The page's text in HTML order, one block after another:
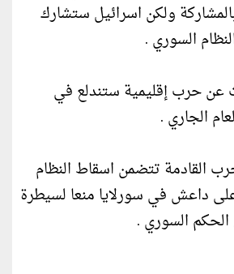
ولكن اسرائيل ستشارك
السوري .
عن حرب إقليمية ستندلع في
الجاري .
القادمة تتضمن اسقاط النظام
داعش في سورلايا منعا لسيطرة
السوري .